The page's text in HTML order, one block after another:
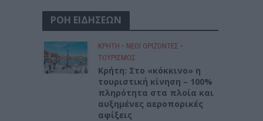
ΡΟΗ ΕΙΔΗΣΕΩΝ
ΚΡΗΤΗ • ΝΕΟΙ ΟΡΙΖΟΝΤΕΣ •
ΤΟΥΡΙΣΜΟΣ
Κρήτη: Στο «κόκκινο» η
τουριστική κίνηση – 100%
πληρότητα στα πλοία και
αυξημένες αεροπορικές
αφίξεις